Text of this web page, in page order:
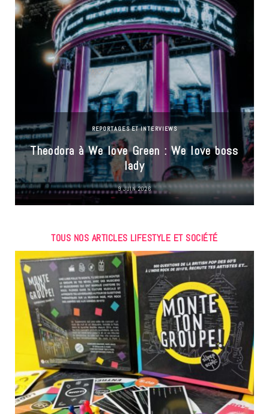
REPORTAGES ET INTERVIEWS
Theodora à We love Green : We love boss
lady
9 JUIN 2026
TOUS NOS ARTICLES LIFESTYLE ET SOCIÉTÉ